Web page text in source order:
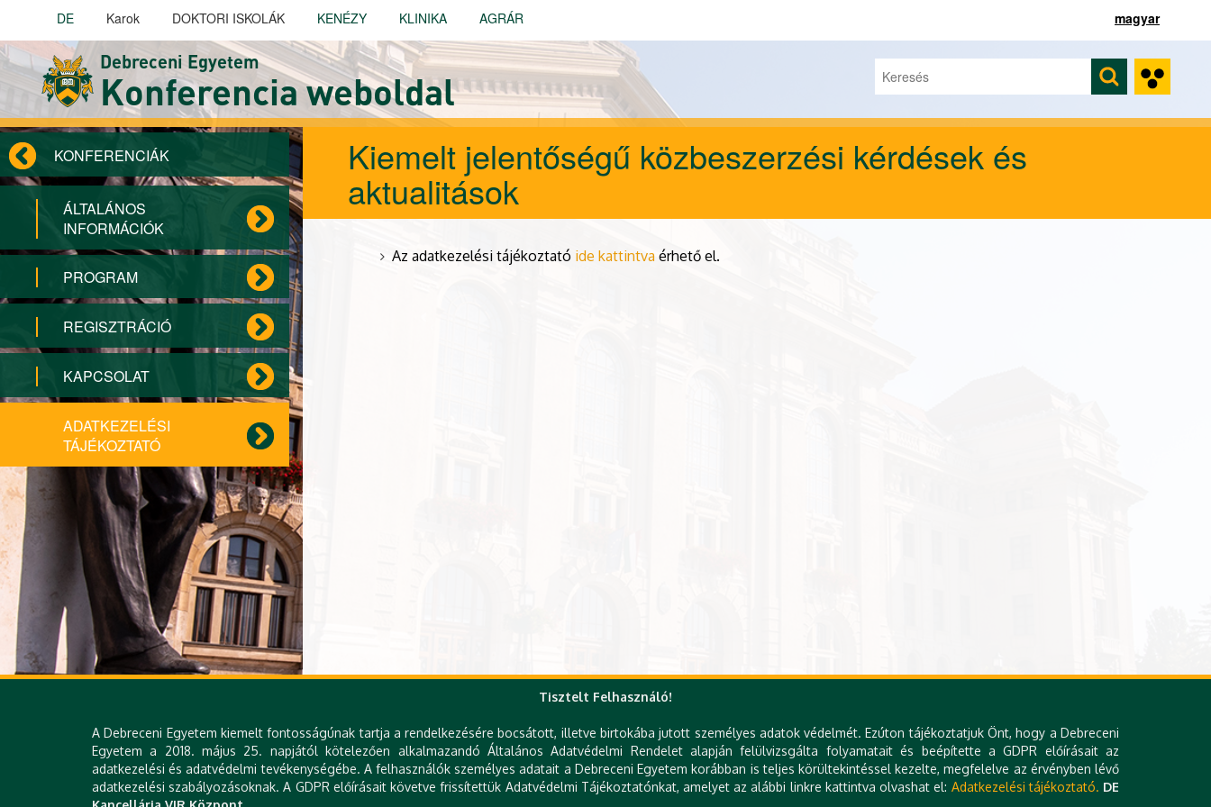
Ugrás a tartalomra magyar
DE Karok DOKTORI ISKOLÁK KENÉZY KLINIKA AGRÁR
Debreceni Egyetem
Konferencia weboldal Keresés űrlap
Keresés
KONFERENCIÁK
ÁLTALÁNOS
INFORMÁCIÓK
PROGRAM
REGISZTRÁCIÓ
KAPCSOLAT
ADATKEZELÉSI
TÁJÉKOZTATÓ
Kiemelt jelentőségű közbeszerzési kérdések és
aktualitások
Az adatkezelési tájékoztató ide kattintva érhető el.
Tisztelt Felhasználó!
A Debreceni Egyetem kiemelt fontosságúnak tartja a rendelkezésére bocsátott, illetve birtokába jutott személyes adatok védelmét. Ezúton tájékoztatjuk Önt, hogy a Debreceni
Egyetem a 2018. május 25. napjától kötelezően alkalmazandó Általános Adatvédelmi Rendelet alapján felülvizsgálta folyamatait és beépítette a GDPR előírásait az
adatkezelési és adatvédelmi tevékenységébe. A felhasználók személyes adatait a Debreceni Egyetem korábban is teljes körültekintéssel kezelte, megfelelve az érvényben lévő
adatkezelési szabályozásoknak. A GDPR előírásait követve frissítettük Adatvédelmi Tájékoztatónkat, amelyet az alábbi linkre kattintva olvashat el: Adatkezelési tájékoztató. DE